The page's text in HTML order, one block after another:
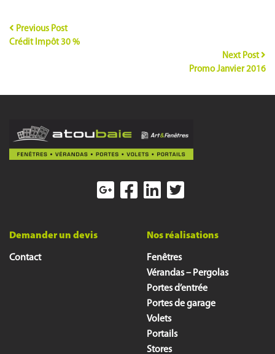
Previous Post
Crédit Impôt 30 %
Next Post
Promo Janvier 2016
Demander un devis
Contact
Nos réalisations
Fenêtres
Vérandas – Pergolas
Portes d’entrée
Portes de garage
Volets
Portails
Stores